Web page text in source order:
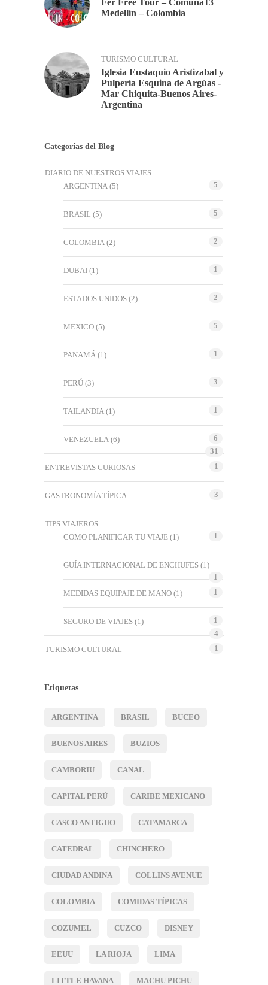
Medellín – Colombia
TURISMO CULTURAL
Iglesia Eustaquio Aristizabal y
Pulpería Esquina de Argúas -
Mar Chiquita-Buenos Aires-
Argentina
Categorías del Blog
DIARIO DE NUESTROS VIAJES
ARGENTINA (5) 5
BRASIL (5) 5
COLOMBIA (2) 2
DUBAI (1) 1
ESTADOS UNIDOS (2) 2
MEXICO (5) 5
PANAMÁ (1) 1
PERÚ (3) 3
TAILANDIA (1) 1
VENEZUELA (6)
6
31
ENTREVISTAS CURIOSAS
1
GASTRONOMÍA TÍPICA 3
TIPS VIAJEROS
COMO PLANIFICAR TU VIAJE (1) 1
GUÍA INTERNACIONAL DE ENCHUFES (1)
1
MEDIDAS EQUIPAJE DE MANO (1) 1
SEGURO DE VIAJES (1)
1
4
TURISMO CULTURAL
1
Etiquetas
ARGENTINA BRASIL BUCEO
BUENOS AIRES BUZIOS
CAMBORIU CANAL
CAPITAL PERÚ CARIBE MEXICANO
CASCO ANTIGUO CATAMARCA
CATEDRAL CHINCHERO
CIUDAD ANDINA COLLINS AVENUE
COLOMBIA COMIDAS TÍPICAS
COZUMEL CUZCO DISNEY
EEUU LA RIOJA LIMA
LITTLE HAVANA MACHU PICHU